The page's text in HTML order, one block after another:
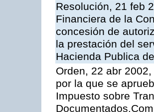
Resolución, 21 feb
Financiera de la
concesión de
la prestación del
Hacienda Publica
Orden, 22 abr
por la que se
Impuesto sobre